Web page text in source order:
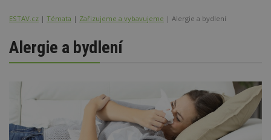
ESTAV.cz Témata Zařizujeme a vybavujeme Alergie a bydlení
Alergie a bydlení